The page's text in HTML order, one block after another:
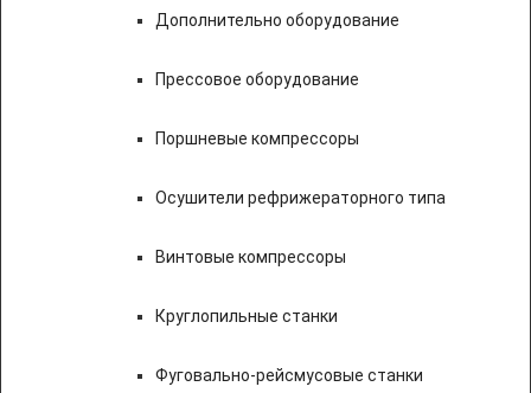
Дополнительно оборудование
Прессовое оборудование
Поршневые компрессоры
Осушители рефрижераторного типа
Винтовые компрессоры
Круглопильные станки
Фуговально-рейсмусовые станки